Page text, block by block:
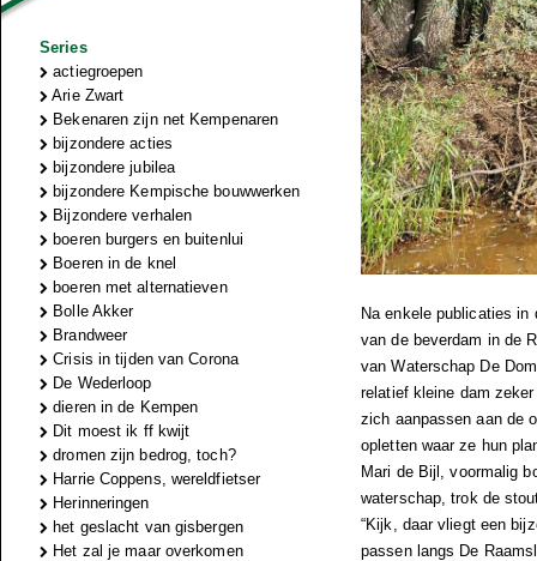
Series
actiegroepen
Arie Zwart
Bekenaren zijn net Kempenaren
bijzondere acties
bijzondere jubilea
bijzondere Kempische bouwwerken
Bijzondere verhalen
boeren burgers en buitenlui
Boeren in de knel
boeren met alternatieven
Bolle Akker
Brandweer
Crisis in tijden van Corona
De Wederloop
dieren in de Kempen
Dit moest ik ff kwijt
dromen zijn bedrog, toch?
Harrie Coppens, wereldfietser
Herinneringen
het geslacht van gisbergen
Het zal je maar overkomen
Na enkele publicaties in
van de beverdam in de
van Waterschap De
relatief kleine dam
zich aanpassen aan de
opletten waar ze hun
Mari de Bijl, voormalig
waterschap, trok de
“Kijk, daar vliegt een
passen langs De